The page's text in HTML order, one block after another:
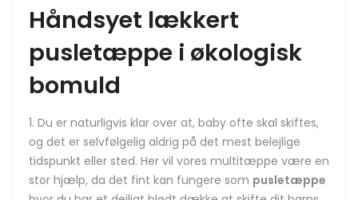
Håndsyet lækkert
pusletæppe i økologisk
bomuld
Du er naturligvis klar over at, baby ofte skal skiftes,
og det er selvfølgelig aldrig på det mest belejlige
tidspunkt eller sted. Her vil vores multitæppe være en
stor hjælp, da det fint kan fungere som pusletæppe